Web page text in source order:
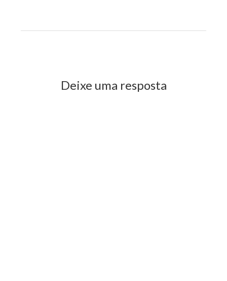
janela)
janela)
Deixe uma resposta